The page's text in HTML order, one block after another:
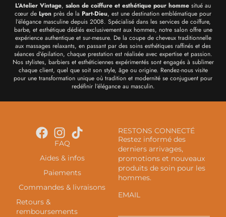
L’Atelier Vintage, salon de coiffure et esthétique pour homme situé au
cœur de Lyon près de la Part-Dieu, est une destination emblématique pour
l’élégance masculine depuis 2008. Spécialisé dans les services de coiffure,
barbe, et esthétique dédiés exclusivement aux hommes, notre salon offre une
expérience authentique et sur-mesure. De la coupe de cheveux traditionnelle
aux massages relaxants, en passant par des soins esthétiques raffinés et des
séances d’épilation, chaque prestation est réalisée avec expertise et passion.
Nos stylistes, barbiers et esthéticiennes expérimentés sont engagés à sublimer
chaque client, quel que soit son style, âge ou origine. Rendez-nous visite
pour une transformation unique où tradition et modernité se conjuguent pour
redéfinir l’élégance au masculin.
FAQ
Aides & infos
Paiements
Commandes & livraisons
Retours &
remboursements
RESTONS CONNECTÉ
Restez informé des
derniers arrivages,
promotions et nouveaux
produits de soin pour les
hommes.
EMAIL